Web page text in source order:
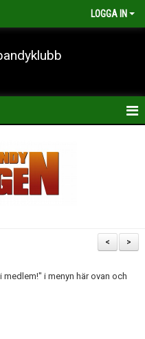
LOGGA IN
>
<
medlem!" i menyn här ovan och